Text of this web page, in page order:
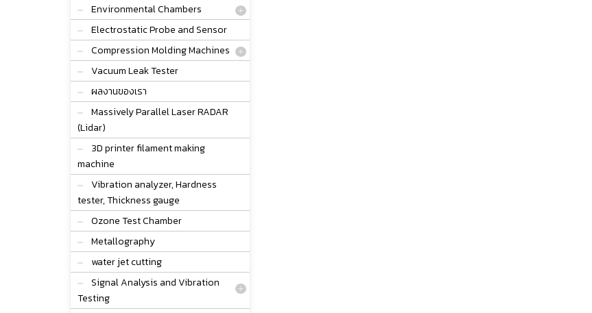
Environmental Chambers
Electrostatic Probe and Sensor
Compression Molding Machines
Vacuum Leak Tester
ผลงานของเรา
Massively Parallel Laser RADAR
(Lidar)
3D printer filament making
machine
Vibration analyzer, Hardness
tester, Thickness gauge
Ozone Test Chamber
Metallography
water jet cutting
Signal Analysis and Vibration
Testing